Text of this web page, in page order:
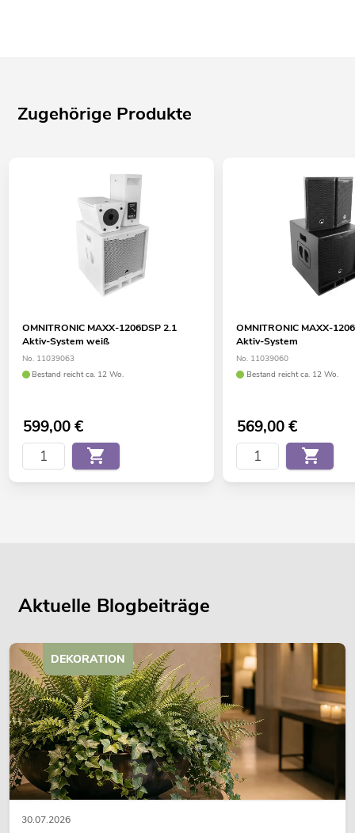
Zugehörige Produkte
OMNITRONIC MAXX-1206DSP 2.1
Aktiv-System weiß
No. 11039063
Bestand reicht ca. 12 Wo.
599,00€
OMNITRONIC MAXX-
Aktiv-System
No. 11039060
Bestand reicht ca. 12 Wo.
569,00€
Aktuelle Blogbeiträge
30.07.2026
DEKORATION